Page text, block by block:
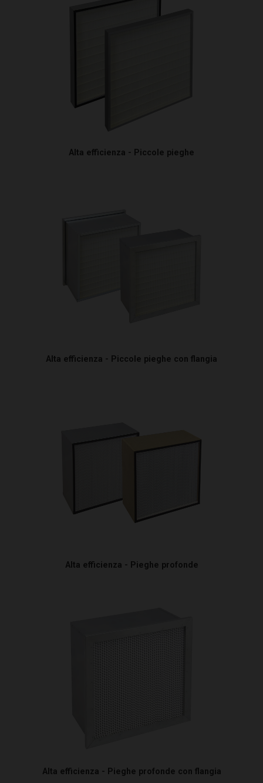
Alta efficienza - Piccole pieghe
Alta efficienza - Piccole pieghe con flangia
Alta efficienza - Pieghe profonde
Alta efficienza - Pieghe profonde con flangia